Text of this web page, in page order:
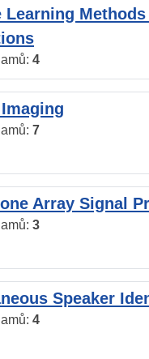
Learning
4
7
Array Signal
3
Speaker
4